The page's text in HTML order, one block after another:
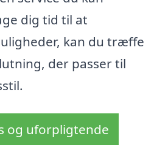
dig tid til at
kan du træffe
der passer til
og uforpligtende